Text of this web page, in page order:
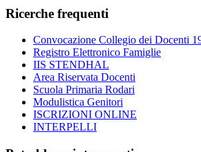
Ricerche frequenti
Convocazione Collegio dei Docenti
Registro Elettronico Famiglie
IIS STENDHAL
Area Riservata Docenti
Scuola Primaria Rodari
Modulistica Genitori
ISCRIZIONI ONLINE
INTERPELLI